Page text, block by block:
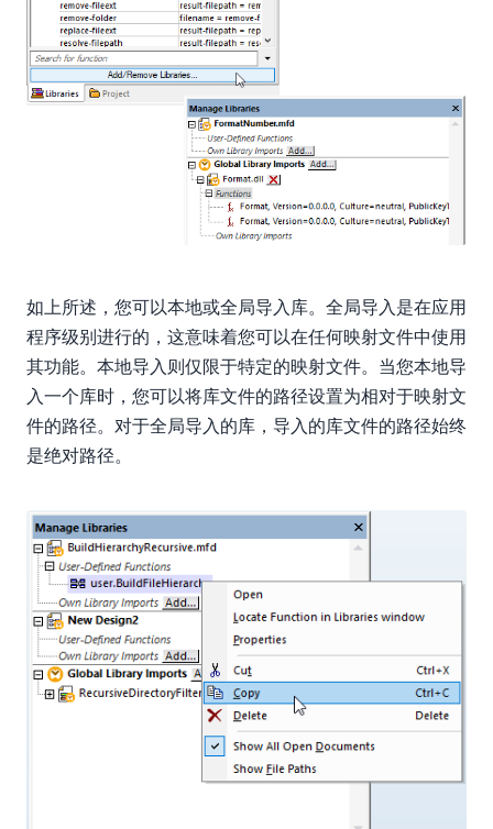
如上所述，您可以本地或全局导入库。全局导入是在应用
程序级别进行的，这意味着您可以在任何映射文件中使用
其功能。本地导入则仅限于特定的映射文件。当您本地导
入一个库时，您可以将库文件的路径设置为相对于映射文
件的路径。对于全局导入的库，导入的库文件的路径始终
是绝对路径。